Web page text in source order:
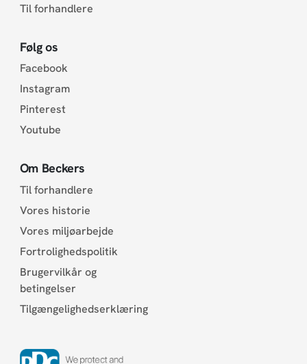
Til forhandlere
Følg os
Facebook
Instagram
Pinterest
Youtube
Om Beckers
Til forhandlere
Vores historie
Vores miljøarbejde
Fortrolighedspolitik
Brugervilkår og
betingelser
Tilgængelighedserklæring